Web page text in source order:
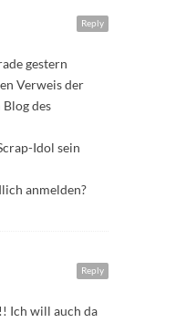
Reply
gestern
Verweis der
Blog des
Idol sein
anmelden?
Reply
Ich will auch da